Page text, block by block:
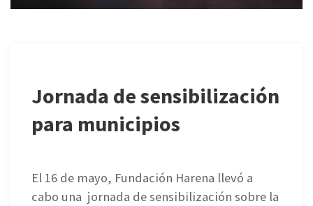
Jornada de sensibilización
para municipios
El 16 de mayo, Fundación Harena llevó a
cabo una jornada de sensibilización sobre la